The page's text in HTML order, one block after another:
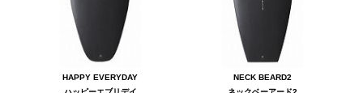
HAPPY EVERYDAY
NECK BEARD2